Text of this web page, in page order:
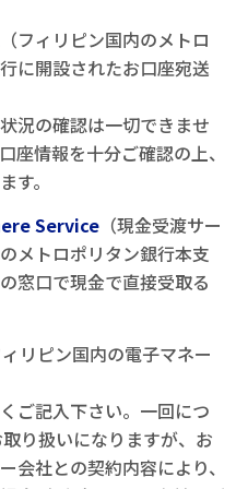
（フィリピン国内のメトロ
に開設されたお口座宛送
況の確認は一切できませ
座情報を十分ご確認の上、
す。
Service （現金受渡サー
メトロポリタン銀行本支
窓口で現金で直接受取る
ィリピン国内の電子マネー
ご記入下さい。一回につ
り扱いになりますが、お
会社との契約内容により、